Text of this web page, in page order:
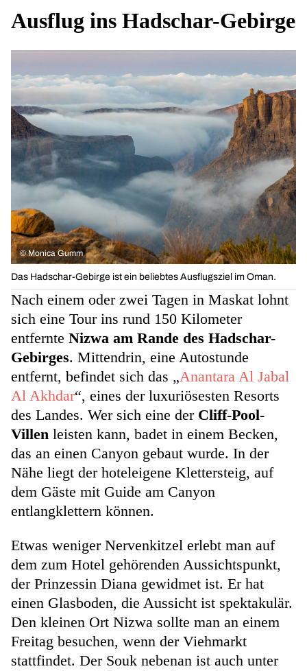
Ausflug ins Hadschar-Gebirge
© Monica Gumm
Das Hadschar-Gebirge ist ein beliebtes Ausflugsziel im Oman.
Nach einem oder zwei Tagen in Maskat lohnt
sich eine Tour ins rund 150 Kilometer
entfernte Nizwa am Rande des Hadschar-
Gebirges. Mittendrin, eine Autostunde
entfernt, befindet sich das „Anantara Al Jabal
Al Akhdar“, eines der luxuriösesten Resorts
des Landes. Wer sich eine der Cliff-Pool-
Villen leisten kann, badet in einem Becken,
das an einen Canyon gebaut wurde. In der
Nähe liegt der hoteleigene Klettersteig, auf
dem Gäste mit Guide am Canyon
entlangklettern können.
Etwas weniger Nervenkitzel erlebt man auf
dem zum Hotel gehörenden Aussichtspunkt,
der Prinzessin Diana gewidmet ist. Er hat
einen Glasboden, die Aussicht ist spektakulär.
Den kleinen Ort Nizwa sollte man an einem
Freitag besuchen, wenn der Viehmarkt
stattfindet. Der Souk nebenan ist auch unter